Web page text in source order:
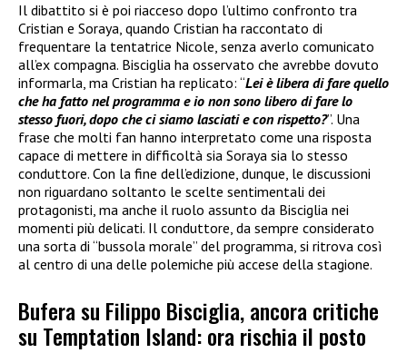
Il dibattito si è poi riacceso dopo l’ultimo confronto tra
Cristian e Soraya, quando Cristian ha raccontato di
frequentare la tentatrice Nicole, senza averlo comunicato
all’ex compagna. Bisciglia ha osservato che avrebbe dovuto
informarla, ma Cristian ha replicato: “Lei è libera di fare quello
che ha fatto nel programma e io non sono libero di fare lo
stesso fuori, dopo che ci siamo lasciati e con rispetto?”. Una
frase che molti fan hanno interpretato come una risposta
capace di mettere in difficoltà sia Soraya sia lo stesso
conduttore. Con la fine dell’edizione, dunque, le discussioni
non riguardano soltanto le scelte sentimentali dei
protagonisti, ma anche il ruolo assunto da Bisciglia nei
momenti più delicati. Il conduttore, da sempre considerato
una sorta di “bussola morale” del programma, si ritrova così
al centro di una delle polemiche più accese della stagione.
Bufera su Filippo Bisciglia, ancora critiche
su Temptation Island: ora rischia il posto